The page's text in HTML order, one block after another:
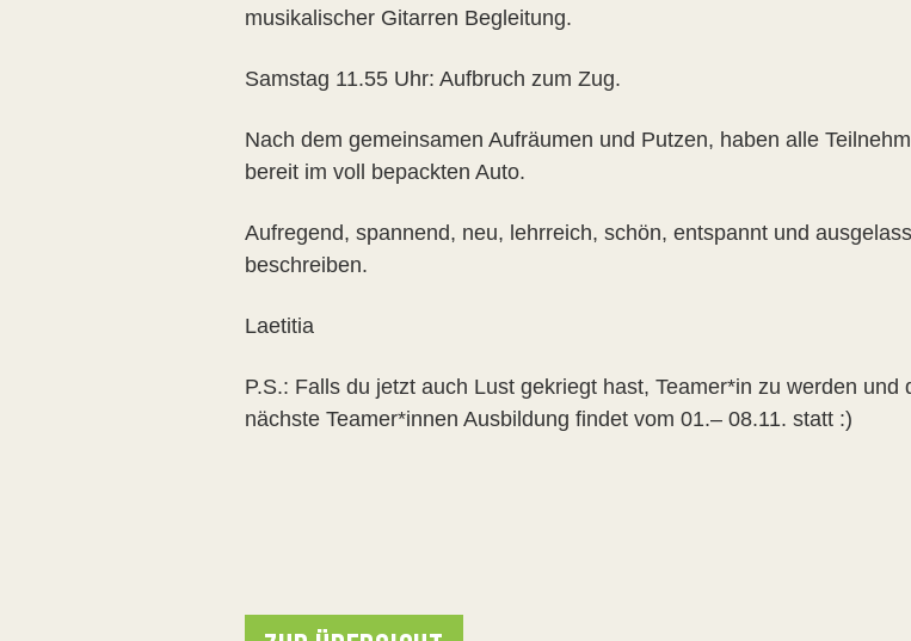
musikalischer Gitarren Begleitung.
Samstag 11.55 Uhr: Aufbruch zum Zug.
Nach dem gemeinsamen Aufräumen und Putzen, haben alle
bereit im voll bepackten Auto.
Aufregend, spannend, neu, lehrreich, schön, entspannt und
beschreiben.
Laetitia
P.S.: Falls du jetzt auch Lust gekriegt hast, Teamer*in zu werden
nächste Teamer*innen Ausbildung findet vom 01.– 08.11. statt :)